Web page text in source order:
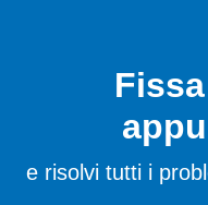
e risolvi tutti i